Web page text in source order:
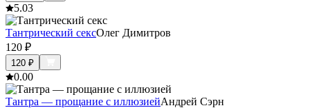
5.03
Тантрический сексОлег Димитров
120 ₽
120 ₽
0.00
Тантра — прощание с иллюзиейАндрей Сэрн